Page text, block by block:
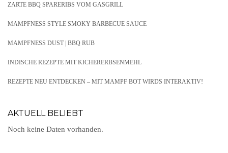
ZARTE BBQ SPARERIBS VOM GASGRILL
MAMPFNESS STYLE SMOKY BARBECUE SAUCE
MAMPFNESS DUST | BBQ RUB
INDISCHE REZEPTE MIT KICHERERBSENMEHL
REZEPTE NEU ENTDECKEN – MIT MAMPF BOT WIRDS INTERAKTIV!
AKTUELL BELIEBT
Noch keine Daten vorhanden.